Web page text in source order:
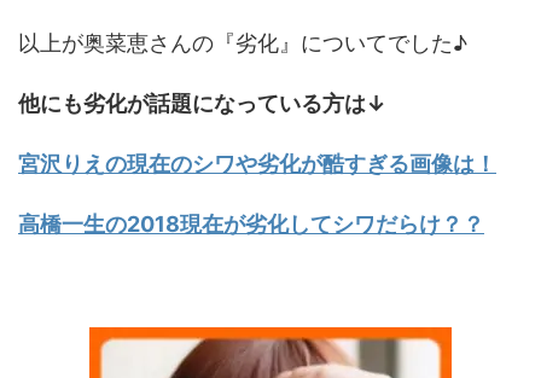
以上が奥菜恵さんの『劣化』についてでした♪
他にも劣化が話題になっている方は↓
宮沢りえの現在のシワや劣化が酷すぎる画像は！
高橋一生の2018現在が劣化してシワだらけ？？